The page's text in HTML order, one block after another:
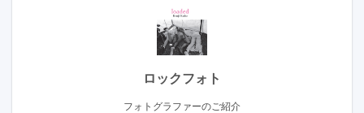
ロックフォト
フォトグラファーのご紹介